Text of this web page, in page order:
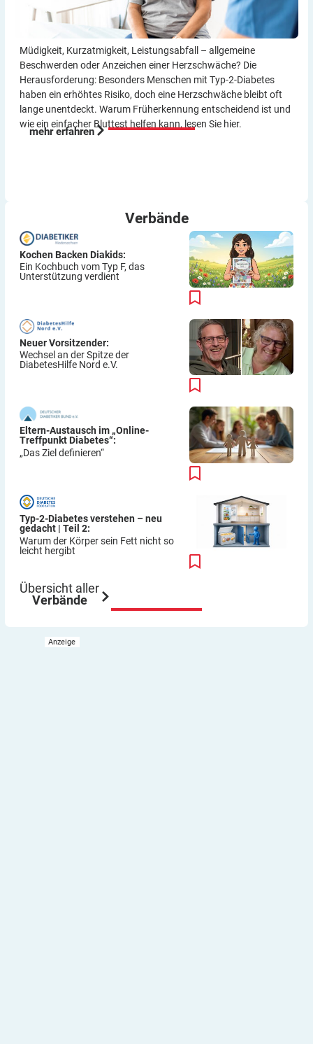
Müdigkeit, Kurzatmigkeit, Leistungsabfall – allgemeine
Beschwerden oder Anzeichen einer Herzschwäche? Die
Herausforderung: Besonders Menschen mit Typ-2-Diabetes
haben ein erhöhtes Risiko, doch eine Herzschwäche bleibt oft
lange unentdeckt. Warum Früherkennung entscheidend ist und
wie ein einfacher Bluttest helfen kann, lesen Sie hier.
mehr erfahren
Verbände
Kochen Backen Diakids:
Ein Kochbuch vom Typ F, das
Unterstützung verdient
Neuer Vorsitzender:
Wechsel an der Spitze der
DiabetesHilfe Nord e.V.
Eltern-Austausch im „Online-
Treffpunkt Diabetes“:
„Das Ziel definieren“
Typ-2-Diabetes verstehen – neu
gedacht | Teil 2:
Warum der Körper sein Fett nicht so
leicht hergibt
Übersicht aller
Verbände